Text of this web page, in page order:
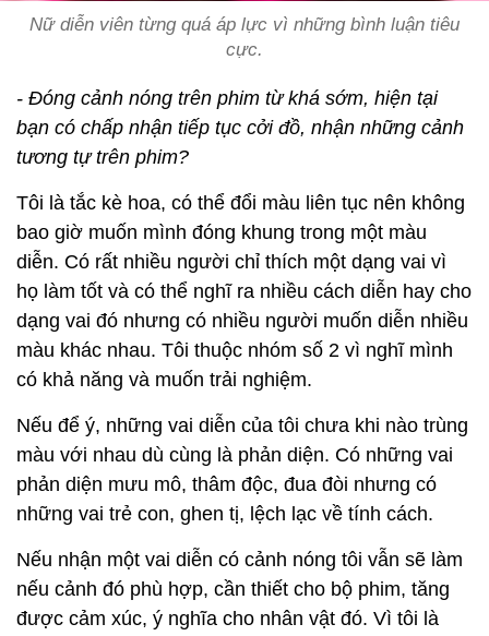
Nữ diễn viên từng quá áp lực vì những bình luận tiêu
cực.
- Đóng cảnh nóng trên phim từ khá sớm, hiện tại
bạn có chấp nhận tiếp tục cởi đồ, nhận những cảnh
tương tự trên phim?
Tôi là tắc kè hoa, có thể đổi màu liên tục nên không
bao giờ muốn mình đóng khung trong một màu
diễn. Có rất nhiều người chỉ thích một dạng vai vì
họ làm tốt và có thể nghĩ ra nhiều cách diễn hay cho
dạng vai đó nhưng có nhiều người muốn diễn nhiều
màu khác nhau. Tôi thuộc nhóm số 2 vì nghĩ mình
có khả năng và muốn trải nghiệm.
Nếu để ý, những vai diễn của tôi chưa khi nào trùng
màu với nhau dù cùng là phản diện. Có những vai
phản diện mưu mô, thâm độc, đua đòi nhưng có
những vai trẻ con, ghen tị, lệch lạc về tính cách.
Nếu nhận một vai diễn có cảnh nóng tôi vẫn sẽ làm
nếu cảnh đó phù hợp, cần thiết cho bộ phim, tăng
được cảm xúc, ý nghĩa cho nhân vật đó. Vì tôi là